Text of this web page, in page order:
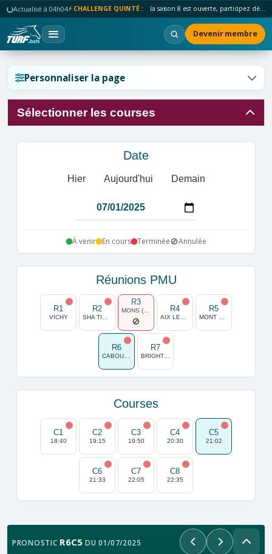
Actualisé à 04h04⚡ CHALLENGE QUINTÉ : la saison 8 est ouverte, participez dès maintenant !
Devenir membre
Personnaliser la page
Sélectionner les courses
Date
Hier Aujourd'hui Demain
À venir En cours Terminée🚫Annulée
Réunions PMU
R1
VICHY
R2
R3
R4 R5
R6 R7
Courses
C1
18:40
C2
19:15
C3
19:50
C4
20:30
C5
21:02
C6
21:33
C7
22:05
C8
22:35
PRONOSTIC R6C5 DU 01/07/2025 PrécédentSuivant
Réinitialiser l'affichage ?
Réinitialiser